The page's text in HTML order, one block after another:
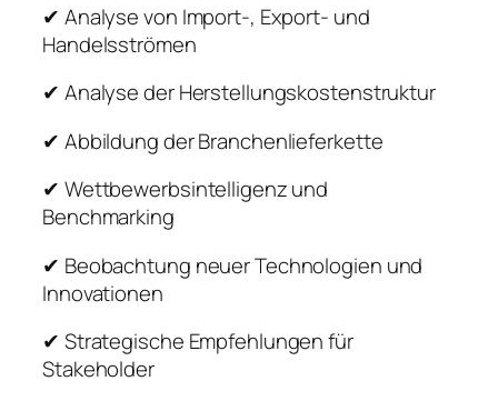
✔ Analyse von Import-, Export- und
Handelsströmen
✔ Analyse der Herstellungskostenstruktur
✔ Abbildung der Branchenlieferkette
✔ Wettbewerbsintelligenz und
Benchmarking
✔ Beobachtung neuer Technologien und
Innovationen
✔ Strategische Empfehlungen für
Stakeholder